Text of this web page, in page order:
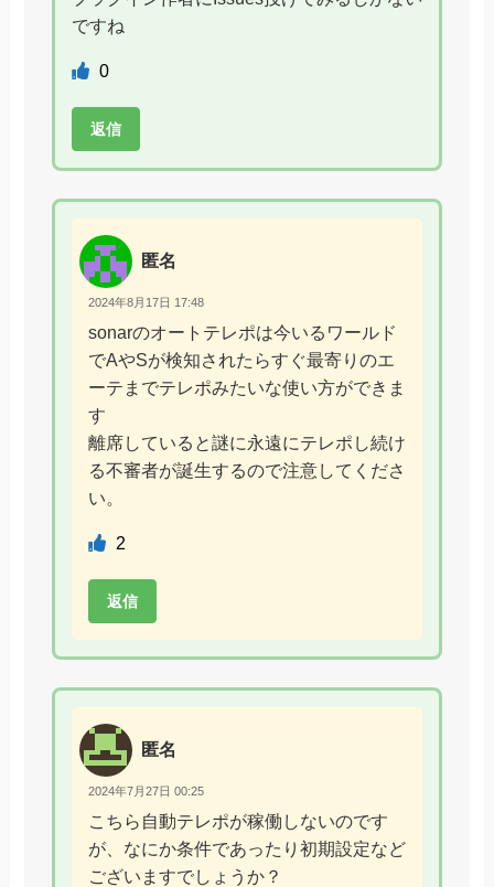
ですね
0
返信
匿名
2024年8月17日 17:48
sonarのオートテレポは今いるワールド
でAやSが検知されたらすぐ最寄りのエ
ーテまでテレポみたいな使い方ができま
す
離席していると謎に永遠にテレポし続け
る不審者が誕生するので注意してくださ
い。
2
返信
匿名
2024年7月27日 00:25
こちら自動テレポが稼働しないのです
が、なにか条件であったり初期設定など
ございますでしょうか？